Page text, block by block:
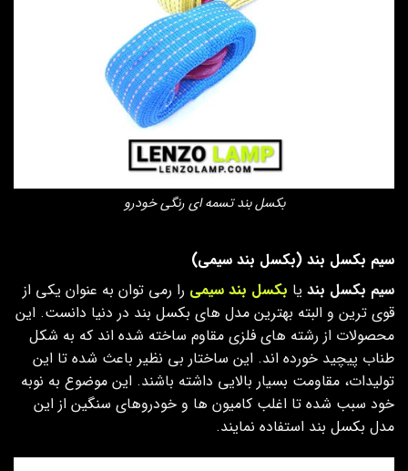
بکسل بند تسمه ای رنگی خودرو
سیم بکسل بند (بکسل بند سیمی)
سیم بکسل بند یا بکسل بند سیمی را رمی توان به عنوان یکی از
قوی ترین و البته بهترین مدل های بکسل بند در دنیا دانست. این
محصولات از رشته های فلزی مقاوم ساخته شده اند که به شکل
طناب پیچید خورده اند. این ساختار بی نظیر باعث شده تا این
تولیدات، مقاومت بسیار بالایی داشته باشند. این موضوع به نوبه
خود سبب شده تا اغلب کامیون ها و خودروهای سنگین از این
مدل بکسل بند استفاده نمایند.